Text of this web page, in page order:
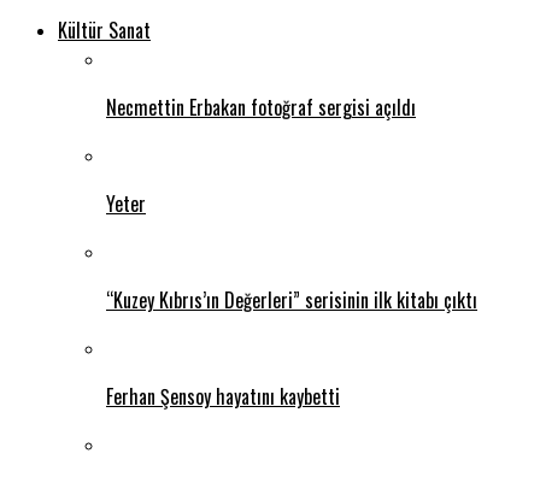
Kültür Sanat
Necmettin Erbakan fotoğraf sergisi açıldı
Yeter
“Kuzey Kıbrıs’ın Değerleri” serisinin ilk kitabı çıktı
Ferhan Şensoy hayatını kaybetti